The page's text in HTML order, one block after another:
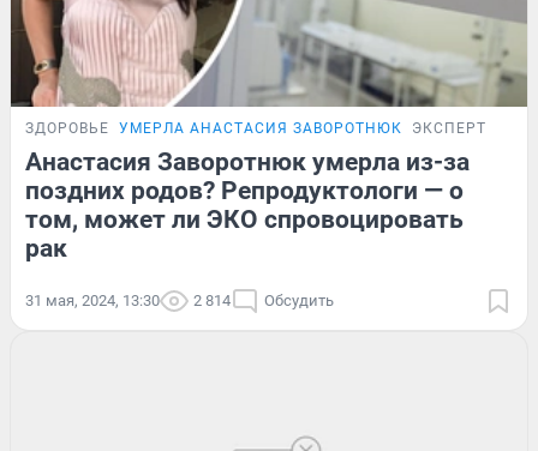
ЗДОРОВЬЕ УМЕРЛА АНАСТАСИЯ ЗАВОРОТНЮК ЭКСПЕРТ
Анастасия Заворотнюк умерла из-за
поздних родов? Репродуктологи — о
том, может ли ЭКО спровоцировать
рак
31 мая, 2024, 13:30 2 814 Обсудить